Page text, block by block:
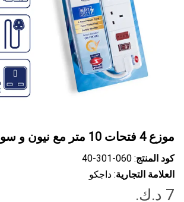
موزع 4 فتحات 10 متر مع نيون و سويتش 13 أمبير
كود المنتج: ‎40-301-060
العلامة التجارية: داجكو